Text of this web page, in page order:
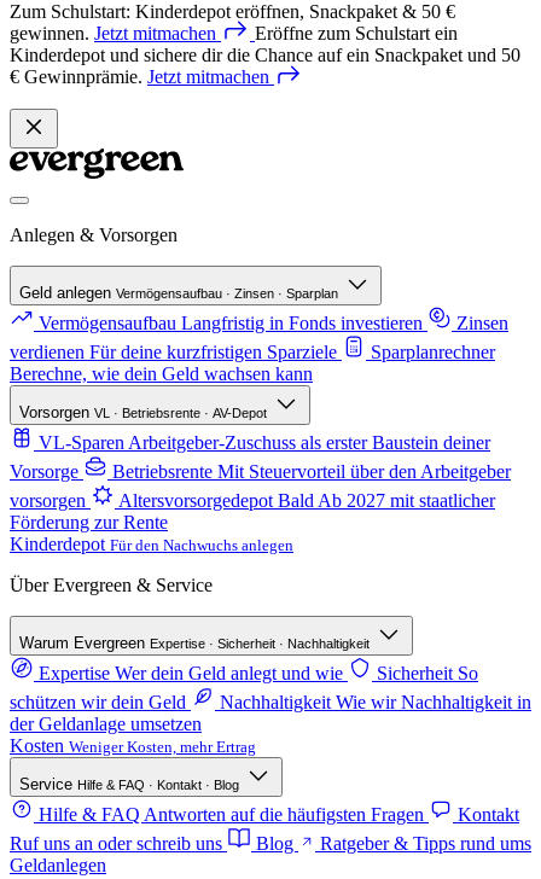
Zum Schulstart: Kinderdepot eröffnen, Snackpaket & 50 €
gewinnen. Jetzt mitmachen
Eröffne zum Schulstart ein
Kinderdepot und sichere dir die Chance auf ein Snackpaket und 50
€ Gewinnprämie. Jetztmitmachen
Anlegen & Vorsorgen
Geld anlegen Vermögensaufbau · Zinsen · Sparplan
Vermögensaufbau Langfristig in Fonds investieren
Zinsen
verdienen Für deine kurzfristigen Sparziele
Sparplanrechner
Berechne, wie dein Geld wachsen kann
Vorsorgen VL · Betriebsrente · AV-Depot
VL-Sparen Arbeitgeber-Zuschuss als erster Baustein deiner
Vorsorge
Betriebsrente Mit Steuervorteil über den Arbeitgeber
vorsorgen
Altersvorsorgedepot Bald Ab 2027 mit staatlicher
Förderung zur Rente
Kinderdepot Für den Nachwuchs anlegen
Über Evergreen & Service
Warum Evergreen Expertise · Sicherheit · Nachhaltigkeit
Expertise Wer dein Geld anlegt und wie Sicherheit So
schützen wir dein Geld
Nachhaltigkeit Wie wir Nachhaltigkeit in
der Geldanlage umsetzen
Kosten Weniger Kosten, mehr Ertrag
Service Hilfe & FAQ · Kontakt · Blog
Hilfe & FAQ Antworten auf die häufigsten Fragen
Kontakt
Ruf uns an oder schreib uns
Blog
Ratgeber & Tipps rund ums
Geldanlegen